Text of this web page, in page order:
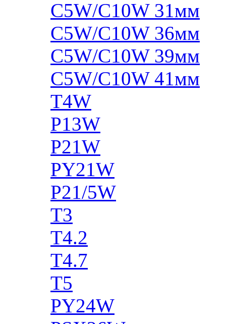
C5W/C10W 31мм
C5W/C10W 36мм
C5W/C10W 39мм
C5W/C10W 41мм
T4W
P13W
P21W
PY21W
P21/5W
T3
T4.2
T4.7
T5
PY24W